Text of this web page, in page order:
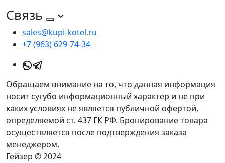
Связь
sales@kupi-kotel.ru
+7 (963) 629-74-34
Обращаем внимание на то, что данная информация
носит сугубо информационный характер и не при
каких условиях не является публичной офертой,
определяемой ст. 437 ГК РФ. Бронирование товара
осуществляется после подтверждения заказа
менеджером.
Гейзер © 2024